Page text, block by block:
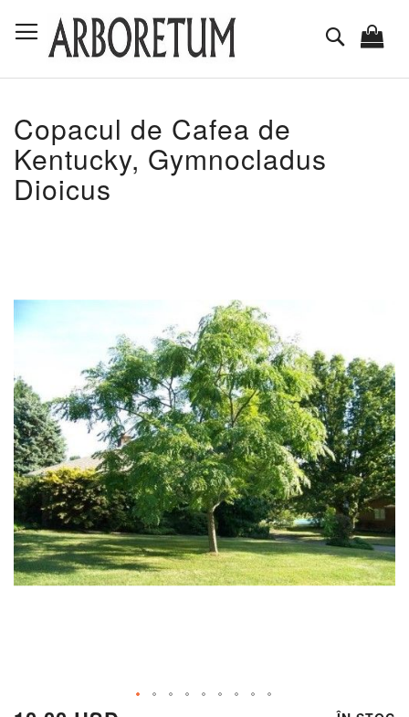
la
Continut
Cautare
Copacul de Cafea de
Kentucky, Gymnocladus
Dioicus
the
images